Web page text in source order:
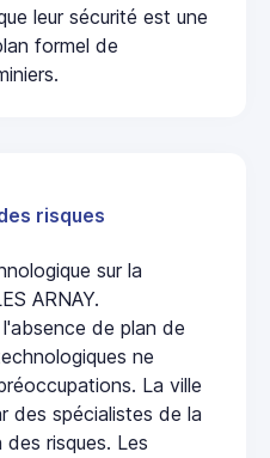
leur sécurité est une
formel de
risques
sur la
ARNAY.
l'absence de plan de
ne
La ville
des spécialistes de la
risques. Les